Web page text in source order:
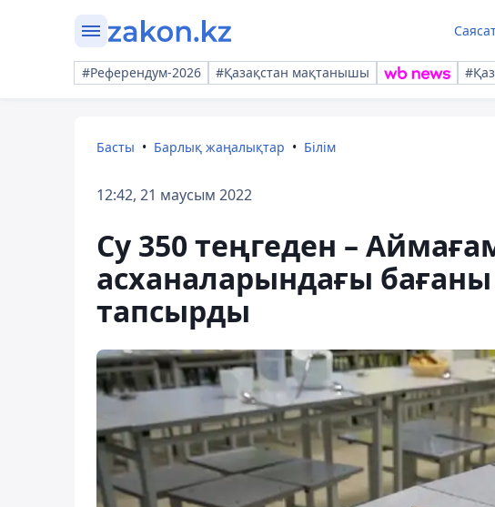
#Референдум-2026 #Қазақстан мақтанышы
Басты Барлық жаңалықтар Білім
12:42, 21 маусым 2022
Су 350 теңгеден –
асханаларындағы бағаны
тапсырды